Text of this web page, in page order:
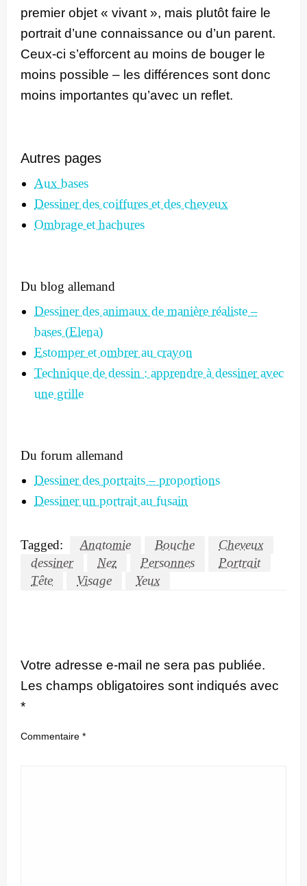
premier objet « vivant », mais plutôt faire le
portrait d’une connaissance ou d’un parent.
Ceux-ci s’efforcent au moins de bouger le
moins possible – les différences sont donc
moins importantes qu’avec un reflet.
Autres pages
Aux bases
Dessiner des coiffures et des cheveux
Ombrage et hachures
Du blog allemand
Dessiner des animaux de manière réaliste –
bases (Elena)
Estomper et ombrer au crayon
Technique de dessin : apprendre à dessiner avec
une grille
Du forum allemand
Dessiner des portraits – proportions
Dessiner un portrait au fusain
Tagged: Anatomie Bouche
Cheveux
dessiner
Nez Personnes
Portrait
Tête
Visage Yeux
Votre adresse e-mail ne sera pas publiée.
Les champs obligatoires sont indiqués avec
*
Commentaire *